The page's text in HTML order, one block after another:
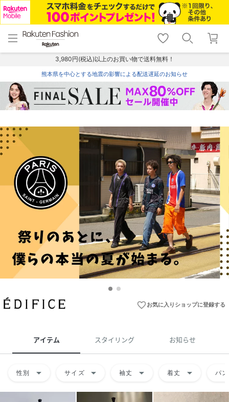
menu home
トップ
shopping_cart lock_outline
ログイン
3,980円(税込)以上のお買い物で送料無料！
熊本県を中心とする地震の影響による配送遅延のお知らせ
favorite_borderお気に入りショップに登録する
アイテム スタイリング お知らせ
性別 arrow_drop_down サイズ arrow_drop_down 袖丈 arrow_drop_down 着丈 arrow_drop_down パ